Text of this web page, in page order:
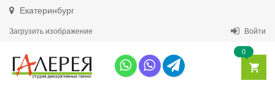
Екатеринбург
Загрузить изображение Войти
0